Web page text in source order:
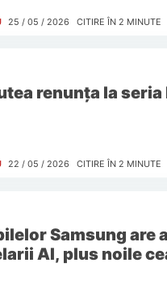
25 / 05 / 2026 CITIRE ÎN 2 MINUTE
renunța la
22 / 05 / 2026 CITIRE ÎN 2 MINUTE
Samsung are
AI, plus noile